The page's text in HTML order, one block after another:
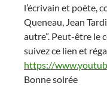
l’écrivain et poète,
Queneau, Jean
autre”. Peut-être le
suivez ce lien et
https://
Bonne soirée